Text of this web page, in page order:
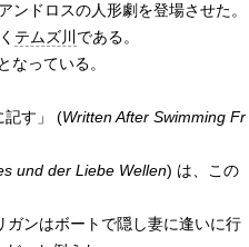
ンドロスの人形劇を登場させた。
テムズ川 である。
なっている。
記す」 (Written After Swimming Fr
und der Liebe Wellen) は、この
ガンはボートで隠し妻に逢いに行